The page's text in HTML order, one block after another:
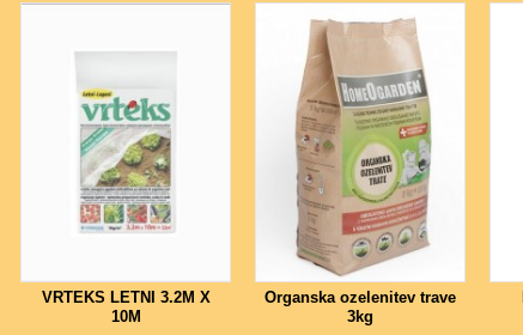
VRTEKS LETNI 3.2M X
10M
Organska ozelenitev trave
3kg